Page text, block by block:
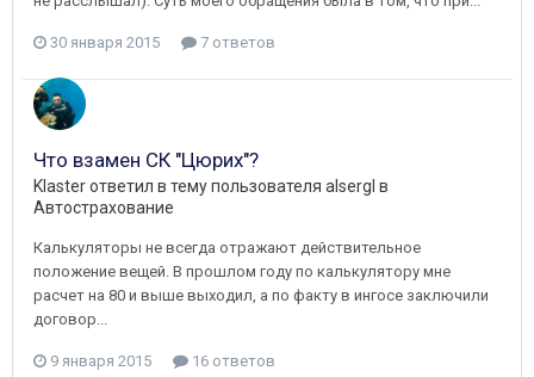
30 января 2015 7 ответов
Что взамен СК "Цюрих"?
Klasterответил в тему пользователя alsergl в
Автострахование
Калькуляторы не всегда отражают действительное
положение вещей. В прошлом году по калькулятору мне
расчет на 80 и выше выходил, а по факту в ингосе заключили
договор...
9 января 2015 16 ответов